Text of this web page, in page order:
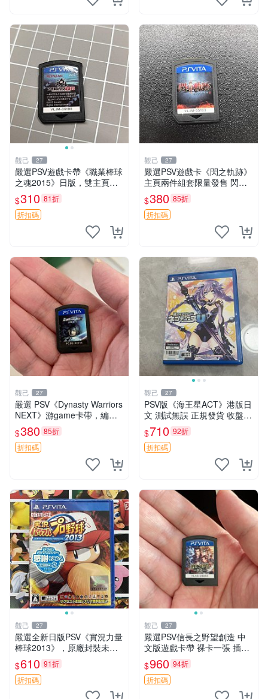
觀己 27
嚴選PSV遊戲卡帶《職業棒球
之魂2015》日版，雙主頁遊
戲任選 職業棒球之魂 PSV 維
修 游戲卡帶 2015
$310 81折
折扣碼
觀己 27
嚴選PSV遊戲卡《閃之軌跡》
主頁兩件組套限量發售 閃之
軌跡 PSV 游戲卡
$380 85折
折扣碼
觀己 27
嚴選 PSV《Dynasty Warriors
NEXT》游game卡帶，編號P
CSE，幾乎全新，無原廠包
裝，個人閒置直售，無條件退
款。 Dynasty
$380 85折
折扣碼
觀己 27
PSV版《海王星ACT》港版日
文 測試無誤 正規發貨 收盤後
配送 光碊保養完整 海王星AC
T 港版 PSV 測試合格
$710 92折
折扣碼
觀己 27
嚴選全新日版PSV《實況力量
棒球2013》，原廠封裝未開
盒 實況 力量 棒球2013
$610 91折
折扣碼
觀己 27
嚴選PSV信長之野望創造 中
文版遊戲卡帶 裸卡一張 插卡
即用 支持中文界面 適合歷史
模擬粉絲 歷史 游戲 PSV
$960 94折
折扣碼